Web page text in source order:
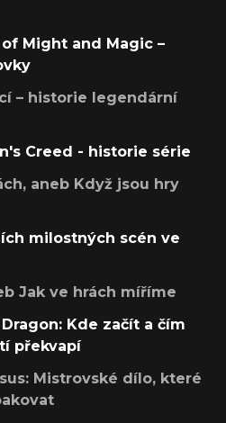
Might and Magic –
– historie legendární
Creed - historie série
aneb Když jsou hry
milostných scén ve
Jak ve hrách míříme
Kde začít a čím
překvapí
Mistrovské dílo, které